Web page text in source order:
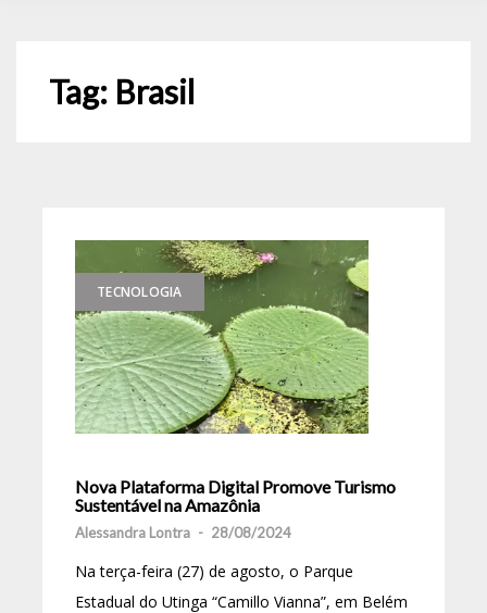
Tag: Brasil
TECNOLOGIA
Nova Plataforma Digital Promove Turismo
Sustentável na Amazônia
Alessandra Lontra - 28/08/2024
Na terça-feira (27) de agosto, o Parque
Estadual do Utinga “Camillo Vianna”, em Belém